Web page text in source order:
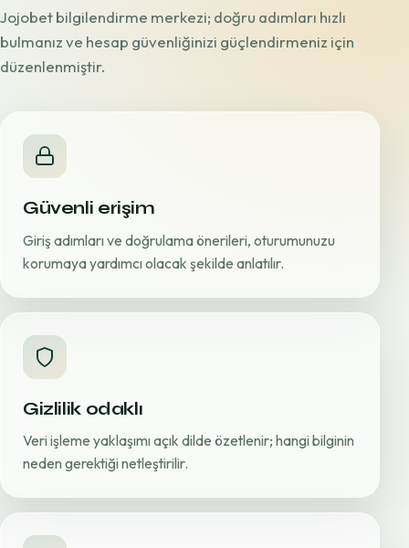
Jojobet bilgilendirme merkezi; doğru adımları hızlı
bulmanız ve hesap güvenliğinizi güçlendirmeniz için
düzenlenmiştir.
Güvenli erişim
Giriş adımları ve doğrulama önerileri, oturumunuzu
korumaya yardımcı olacak şekilde anlatılır.
Gizlilik odaklı
Veri işleme yaklaşımı açık dilde özetlenir; hangi bilginin
neden gerektiği netleştirilir.